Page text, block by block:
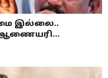
இல்லை..
ஆணையரி...